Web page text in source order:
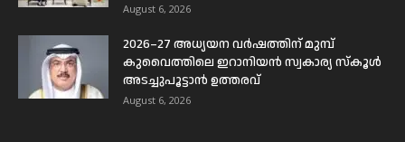
August 6, 2026
2026–27 അധ്യയന വർഷത്തിന് മുമ്പ്
കുവൈത്തിലെ ഇറാനിയൻ സ്വകാര്യ സ്കൂൾ
അടച്ചുപൂട്ടാൻ ഉത്തരവ്
August 6, 2026